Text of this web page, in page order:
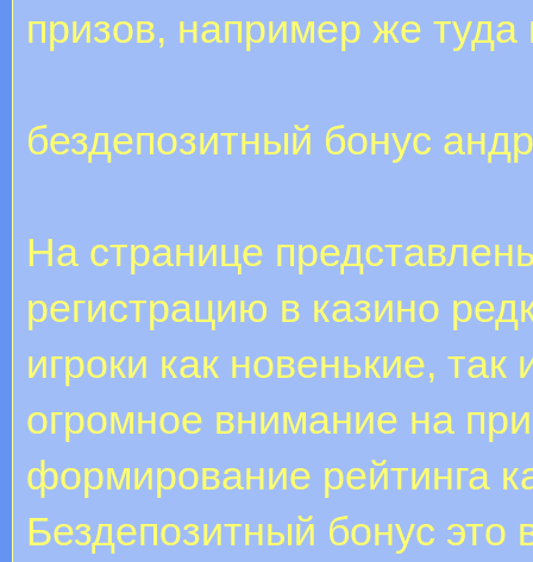
призов, например же
бездепозитный бонус
На странице
регистрацию в казино
игроки как новенькие,
огромное внимание на
формирование рейтинга
Бездепозитный бонус